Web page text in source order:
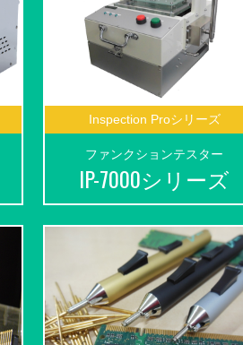
Inspection Proシリーズ
ファンクションテスター
IP-7000シリーズ